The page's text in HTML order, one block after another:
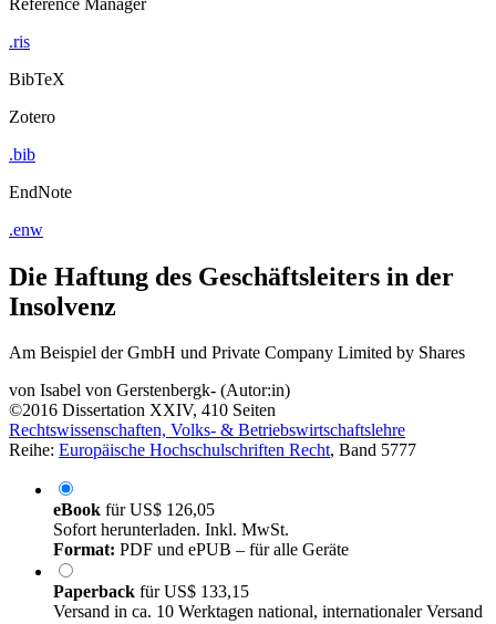
.ris
BibTeX
Zotero
.bib
EndNote
.enw
Die Haftung des Geschäftsleiters in der
Insolvenz
Am Beispiel der GmbH und Private Company Limited by Shares
von Isabel von Gerstenbergk- (Autor:in)
©2016 Dissertation XXIV, 410 Seiten
Rechtswissenschaften, Volks- & Betriebswirtschaftslehre
Reihe: Europäische Hochschulschriften Recht, Band 5777
eBook fürUS$ 126,05
Sofort herunterladen. Inkl. MwSt.
Format: PDF und ePUB – für alle Geräte
Paperback fürUS$ 133,15
Versand in ca. 10 Werktagen national, internationaler Versand